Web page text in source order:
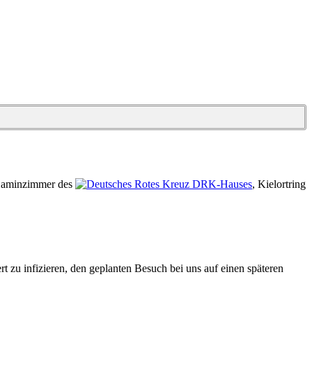
des DRK-Hauses, Kielortring
infizieren, den geplanten Besuch bei uns auf einen späteren